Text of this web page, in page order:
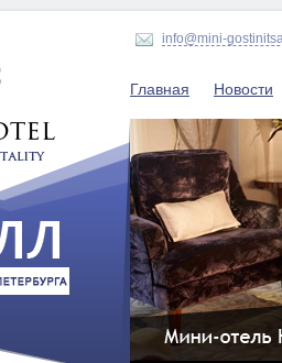
info@mini-
Главная Новости